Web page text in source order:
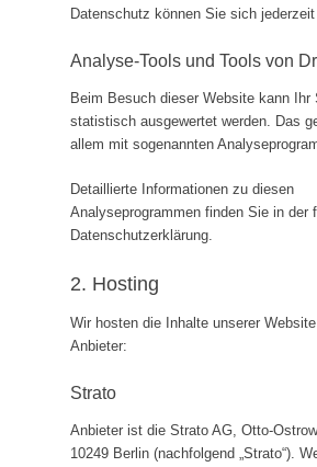
Datenschutz können Sie sich
Analyse-Tools und Tools von
Beim Besuch dieser Website kann Ihr
statistisch ausgewertet werden. Das
allem mit sogenannten
Detaillierte Informationen zu diesen
Analyseprogrammen finden Sie in der
Datenschutzerklärung.
2. Hosting
Wir hosten die Inhalte unserer
Anbieter:
Strato
Anbieter ist die Strato AG, Otto-
10249 Berlin (nachfolgend „Strato“).